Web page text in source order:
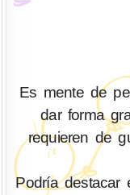
Es mente de
dar forma
requieren de
Podría destacar